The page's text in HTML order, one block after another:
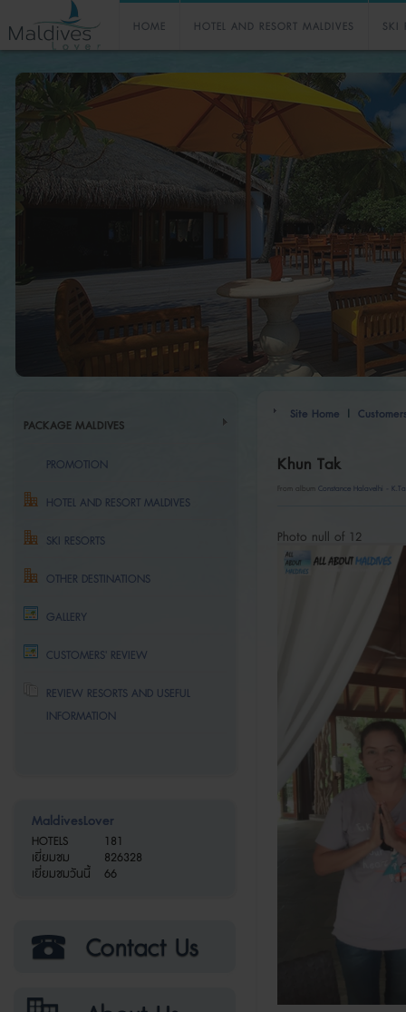
HOME HOTEL AND RESORT MALDIVES SKI
PACKAGE MALDIVES
PROMOTION
HOTEL AND RESORT MALDIVES
SKI RESORTS
OTHER DESTINATIONS
GALLERY
CUSTOMERS' REVIEW
REVIEW RESORTS AND USEFUL
INFORMATION
MaldivesLover
HOTELS
181
เยี่ยมชม
826328
เยี่ยมชมวันนี้
66
Site Home |
Khun Tak
From album Constance Halavelhi -
Photo null of 12